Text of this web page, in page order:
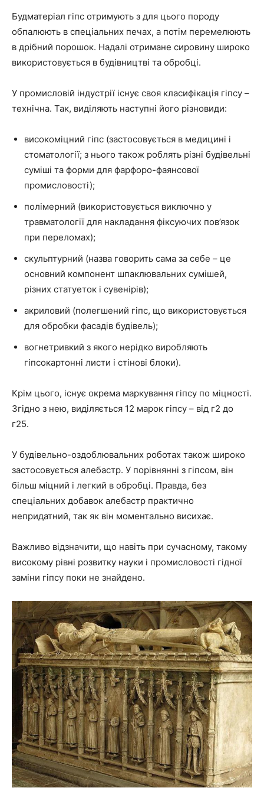
Будматеріал гіпс отримують з для цього породу
обпалюють в спеціальних печах, а потім перемелюють
в дрібний порошок. Надалі отримане сировину широко
використовується в будівництві та обробці.
У промисловій індустрії існує своя класифікація гіпсу –
технічна. Так, виділяють наступні його різновиди:
високоміцний гіпс (застосовується в медицині і
стоматології; з нього також роблять різні будівельні
суміші та форми для фарфоро-фаянсової
промисловості);
полімерний (використовується виключно у
травматології для накладання фіксуючих пов’язок
при переломах);
скульптурний (назва говорить сама за себе – це
основний компонент шпаклювальних сумішей,
різних статуеток і сувенірів);
акриловий (полегшений гіпс, що використовується
для обробки фасадів будівель);
вогнетривкий з якого нерідко виробляють
гіпсокартонні листи і стінові блоки).
Крім цього, існує окрема маркування гіпсу по міцності.
Згідно з нею, виділяється 12 марок гіпсу – від г2 до
г25.
У будівельно-оздоблювальних роботах також широко
застосовується алебастр. У порівнянні з гіпсом, він
більш міцний і легкий в обробці. Правда, без
спеціальних добавок алебастр практично
непридатний, так як він моментально висихає.
Важливо відзначити, що навіть при сучасному, такому
високому рівні розвитку науки і промисловості гідної
заміни гіпсу поки не знайдено.